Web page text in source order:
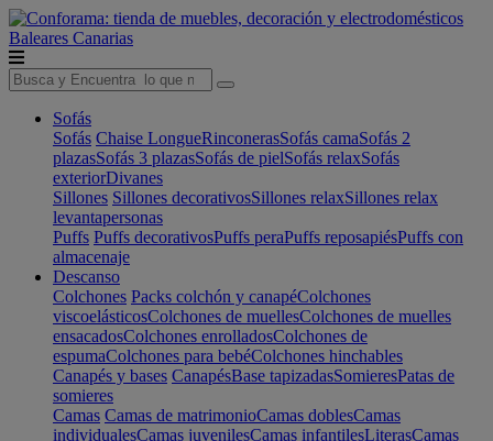
Baleares Canarias
Sofás
Sofás Chaise LongueRinconerasSofás camaSofás 2
plazasSofás 3 plazasSofás de pielSofás relaxSofás
exteriorDivanes
Sillones Sillones decorativosSillones relaxSillones relax
levantapersonas
Puffs Puffs decorativosPuffs peraPuffs reposapiésPuffs con
almacenaje
Descanso
Colchones Packs colchón y canapéColchones
viscoelásticosColchones de muellesColchones de muelles
ensacadosColchones enrolladosColchones de
espumaColchones para bebéColchones hinchables
Canapés y bases CanapésBase tapizadasSomieresPatas de
somieres
Camas Camas de matrimonioCamas doblesCamas
individualesCamas juvenilesCamas infantilesLiterasCamas